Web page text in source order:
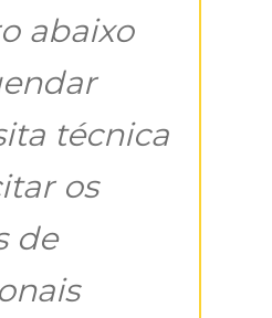
abaixo
técnica
os
de